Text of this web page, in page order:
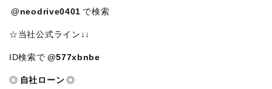
@neodrive0401 で検索
☆当社公式ライン↓↓
ID検索で @577xbnbe
◎ 自社ローン ◎